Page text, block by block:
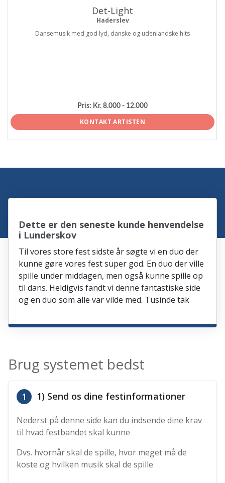
Det-Light
Haderslev
Dansemusik med god lyd, danske og udenlandske hits
Pris: Kr. 8.000 - 12.000
KONTAKT ARTISTEN
Dette er den seneste kunde henvendelse
i Lunderskov
Til vores store fest sidste år søgte vi en duo der
kunne gøre vores fest super god. En duo der ville
spille under middagen, men også kunne spille op
til dans. Heldigvis fandt vi denne fantastiske side
og en duo som alle var vilde med. Tusinde tak
Brug systemet bedst
1 1) Send os dine festinformationer
Nederst på denne side kan du indsende dine krav
til hvad festbandet skal kunne
Dvs. hvornår skal de spille, hvor meget må de
koste og hvilken musik skal de spille